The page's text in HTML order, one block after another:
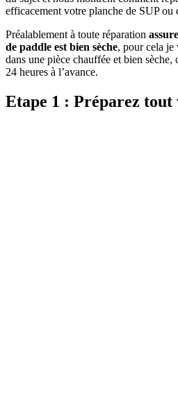
efficacement votre planche de SUP ou
Préalablement à toute réparation
de paddle est bien sèche, pour cela je
dans une pièce chauffée et bien sèche,
24 heures à l’avance.
Etape 1 : Préparez